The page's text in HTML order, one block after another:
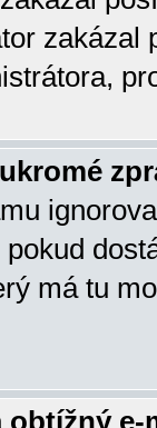
zakázal
má tu
obtížný